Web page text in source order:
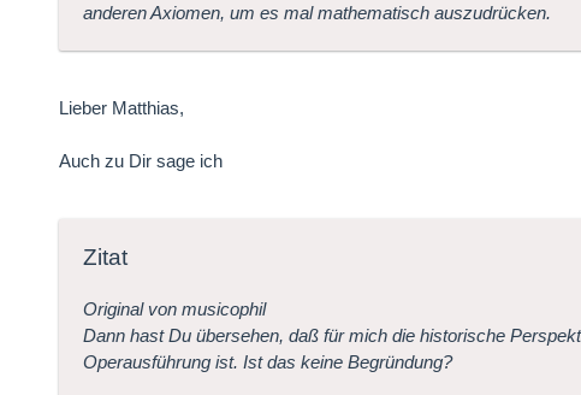
anderen Axiomen, um es mal mathematisch auszudrücken.
Lieber Matthias,
Auch zu Dir sage ich
Zitat
Original von musicophil
Dann hast Du übersehen, daß für mich die historische
Operausführung ist. Ist das keine Begründung?